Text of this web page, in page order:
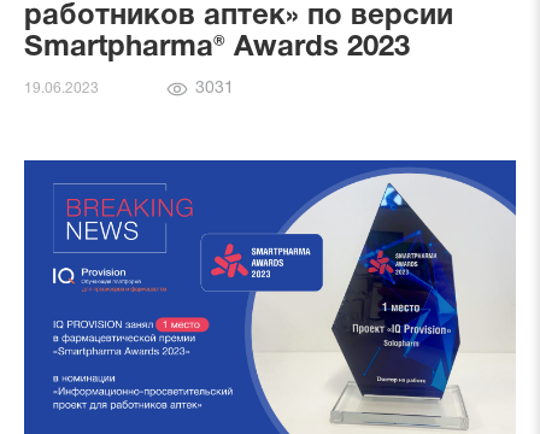
работников аптек» по версии
Smartpharma® Awards 2023
19.06.2023
Количество
3031